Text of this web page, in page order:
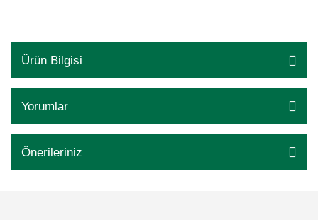
Ürün Bilgisi
Yorumlar
Önerileriniz